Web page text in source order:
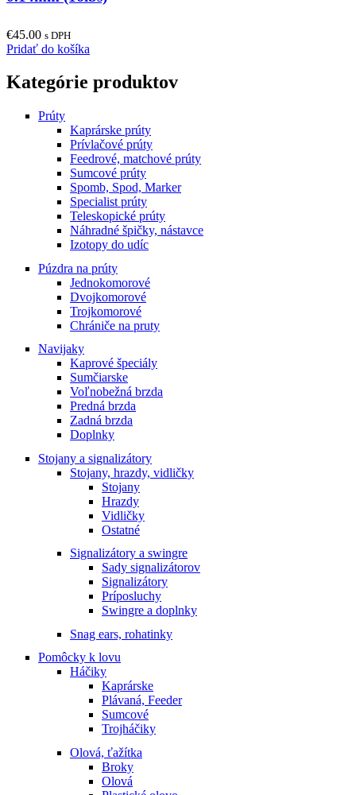
€45.00 s DPH
Pridať do košíka
Kategórie produktov
Prúty
Kaprárske prúty
Prívlačové prúty
Feedrové, matchové prúty
Sumcové prúty
Spomb, Spod, Marker
Specialist prúty
Teleskopické prúty
Náhradné špičky, nástavce
Izotopy do udíc
Púzdra na prúty
Jednokomorové
Dvojkomorové
Trojkomorové
Chrániče na pruty
Navijaky
Kaprové špeciály
Sumčiarske
Voľnobežná brzda
Predná brzda
Zadná brzda
Doplnky
Stojany a signalizátory
Stojany, hrazdy, vidličky
Stojany
Hrazdy
Vidličky
Ostatné
Signalizátory a swingre
Sady signalizátorov
Signalizátory
Príposluchy
Swingre a doplnky
Snag ears, rohatinky
Pomôcky k lovu
Háčiky
Kaprárske
Plávaná, Feeder
Sumcové
Trojháčiky
Olová, ťažítka
Broky
Olová